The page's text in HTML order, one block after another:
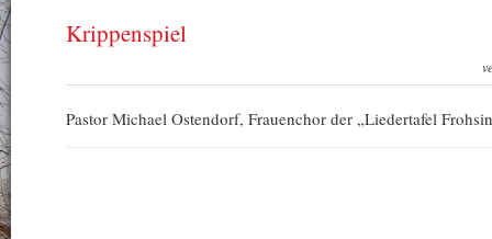
Krippenspiel
Pastor Michael Ostendorf, Frauenchor der „Liedertafel